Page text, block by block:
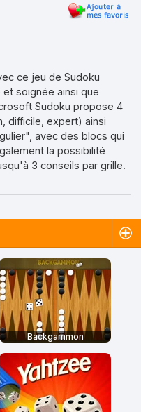
ce jeu de Sudoku
soignée ainsi que
Sudoku propose 4
difficile, expert) ainsi
avec des blocs qui
la possibilité
3 conseils par grille.
Backgammon